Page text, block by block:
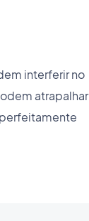
interferir no
atrapalhar